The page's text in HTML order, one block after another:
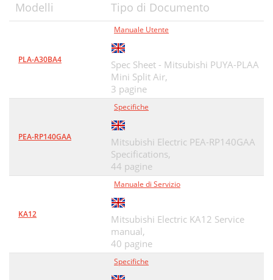
Modelli Tipo di Documento
PLA-A30BA4
Manuale Utente
Spec Sheet - Mitsubishi PUYA-PLAA
Mini Split Air,
3 pagine
PEA-RP140GAA
Specifiche
Mitsubishi Electric PEA-RP140GAA
Specifications,
44 pagine
KA12
Manuale di Servizio
Mitsubishi Electric KA12 Service
manual,
40 pagine
Specifiche